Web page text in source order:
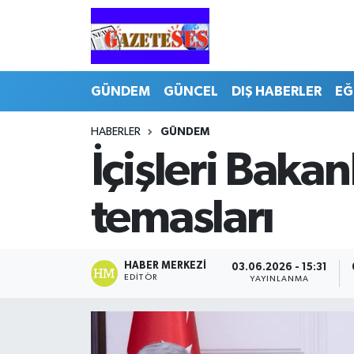
GÜNDEM GÜNCEL DIŞ HABERLER
HABERLER GÜNDEM
İçişleri
temasları
HABER MERKEZI
EDITÖR
03.06.2026 - 15:31
YAYINLANMA